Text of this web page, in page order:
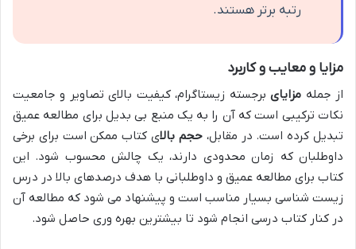
رتبه برتر هستند.
مزایا و معایب و کاربرد
از جمله مزایایبرجسته زیستاگرام، کیفیت بالای تصاویر و جامعیت
نکات ترکیبی است که آن را به یک منبع بی بدیل برای مطالعه عمیق
تبدیل کرده است. در مقابل،حجم بالای کتاب ممکن است برای برخی
داوطلبان که زمان محدودی دارند، یک چالش محسوب شود. این
کتاب برای مطالعه عمیق و داوطلبانی با هدف درصدهای بالا در درس
زیست شناسی بسیار مناسب است و پیشنهاد می شود که مطالعه آن
در کنار کتاب درسی انجام شود تا بیشترین بهره وری حاصل شود.